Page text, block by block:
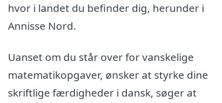
hvor i landet du befinder dig, herunder i
Annisse Nord.
Uanset om du står over for vanskelige
matematikopgaver, ønsker at styrke dine
skriftlige færdigheder i dansk, søger at